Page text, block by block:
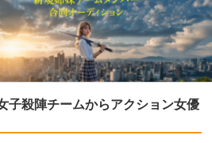
子殺陣チームからアクション女優